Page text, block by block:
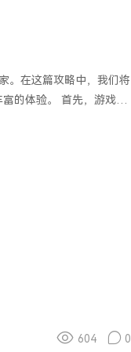
。在这篇攻略中，我们将
先，游戏的
604 0